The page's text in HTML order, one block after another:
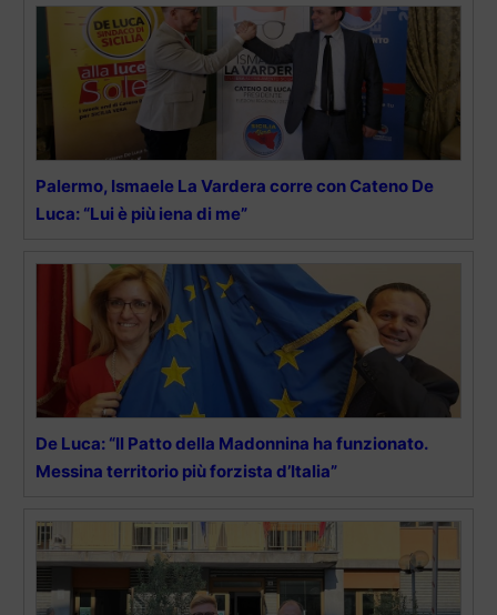
Palermo, Ismaele La Vardera corre con Cateno De
Luca: “Lui è più iena di me”
De Luca: “Il Patto della Madonnina ha funzionato.
Messina territorio più forzista d’Italia”